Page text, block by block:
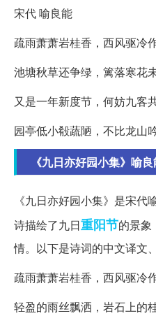
宋代 喻良能
疏雨萧萧岩桂香，西风驱冷作
池塘秋草还争绿，篱落寒花未
又是一年新度节，何妨九客
园亭低小殽蔬陋，不比龙山吟
《九日亦好园小集》喻
《九日亦好园小集》是宋
诗描绘了九日重阳节的景象
情。以下是诗词的中文译文
疏雨萧萧岩桂香，西风驱冷作
轻盈的雨丝飘洒，岩石上的